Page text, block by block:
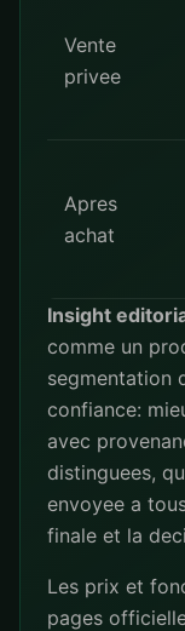
Vente
privee
Apres
achat
Insight
comme un
segmentation
confiance:
avec
distinguees,
envoyee a
finale et la
Les prix et
pages